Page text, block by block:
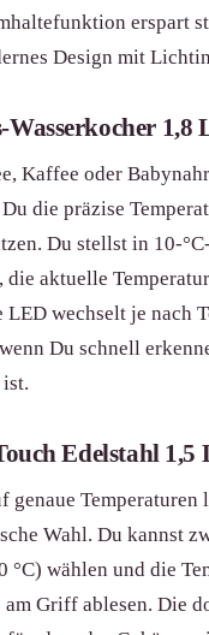
erspart
Design mit
1,8
Kaffee oder
die präzise
Du stellst in 10-
die aktuelle
LED wechselt je nach
Du schnell
Edelstahl 1,5
genaue Temperaturen
Wahl. Du kannst
°C) wählen und die
Griff ablesen. Die